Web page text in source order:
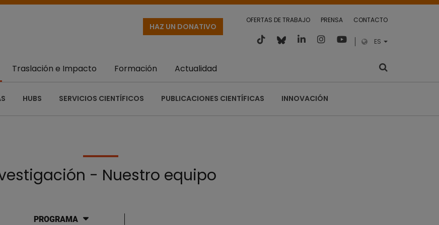
OFERTAS DE TRABAJO PRENSA CONTACTO
ES
HAZ UN DONATIVO
HUBS SERVICIOS CIENTÍFICOS PUBLICACIONES CIENTÍFICAS INNOVACIÓN
Traslación e Impacto Formación Actualidad
- Nuestro equipo
PROGRAMA